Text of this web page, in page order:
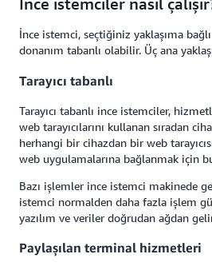
İnce istemciler nasıl
İnce istemci, seçtiğiniz yaklaşıma
donanım tabanlı olabilir. Üç ana
Tarayıcı tabanlı
Tarayıcı tabanlı ince istemciler,
web tarayıcılarını kullanan sıradan
herhangi bir cihazdan bir web
web uygulamalarına bağlanmak için
Bazı işlemler ince istemci makinede
istemci normalden daha fazla işlem
yazılım ve veriler doğrudan ağdan
Paylaşılan terminal hizmetleri